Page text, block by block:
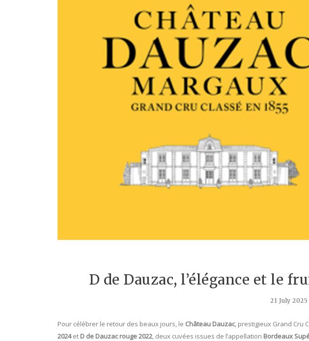
D de Dauzac, l’élégance et le
21 July 2025
Pour célébrer le retour des beaux jours, le Château Dauzac, prestigieux Grand Cru
2024et D de Dauzac rouge 2022, deux cuvées issues de l’appellation Bordeaux